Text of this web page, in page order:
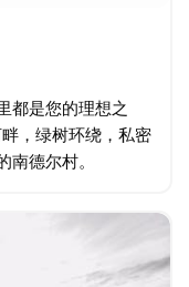
都是您的理想之
，绿树环绕，私密
德尔村。